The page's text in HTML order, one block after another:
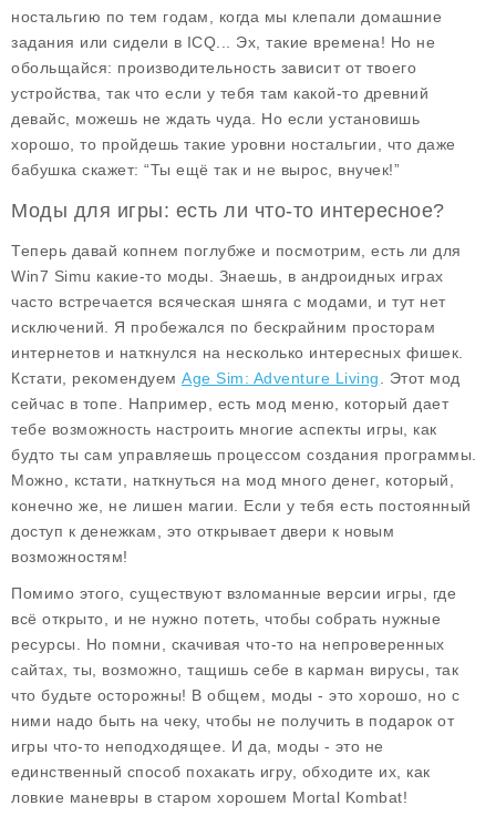
ностальгию по тем годам, когда мы клепали домашние
задания или сидели в ICQ... Эх, такие времена! Но не
обольщайся: производительность зависит от твоего
устройства, так что если у тебя там какой-то древний
девайс, можешь не ждать чуда. Но если установишь
хорошо, то пройдешь такие уровни ностальгии, что даже
бабушка скажет: “Ты ещё так и не вырос, внучек!”
Моды для игры: есть ли что-то интересное?
Теперь давай копнем поглубже и посмотрим, есть ли для
Win7 Simu какие-то моды. Знаешь, в андроидных играх
часто встречается всяческая шняга с модами, и тут нет
исключений. Я пробежался по бескрайним просторам
интернетов и наткнулся на несколько интересных фишек.
Кстати, рекомендуем Age Sim: Adventure Living . Этот мод
сейчас в топе. Например, есть мод меню , который дает
тебе возможность настроить многие аспекты игры, как
будто ты сам управляешь процессом создания программы.
Можно, кстати, наткнуться на мод много денег , который,
конечно же, не лишен магии. Если у тебя есть постоянный
доступ к денежкам, это открывает двери к новым
возможностям!
Помимо этого, существуют взломанные версии игры, где
всё открыто, и не нужно потеть, чтобы собрать нужные
ресурсы. Но помни, скачивая что-то на непроверенных
сайтах, ты, возможно, тащишь себе в карман вирусы, так
что будьте осторожны! В общем, моды - это хорошо, но с
ними надо быть на чеку, чтобы не получить в подарок от
игры что-то неподходящее. И да, моды - это не
единственный способ похакать игру, обходите их, как
ловкие маневры в старом хорошем Mortal Kombat!